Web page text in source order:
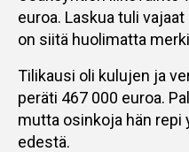
euroa. Laskua tuli
on siitä huolimatta
Tilikausi oli kulujen ja
peräti 467 000 euroa.
mutta osinkoja hän repi
edestä.